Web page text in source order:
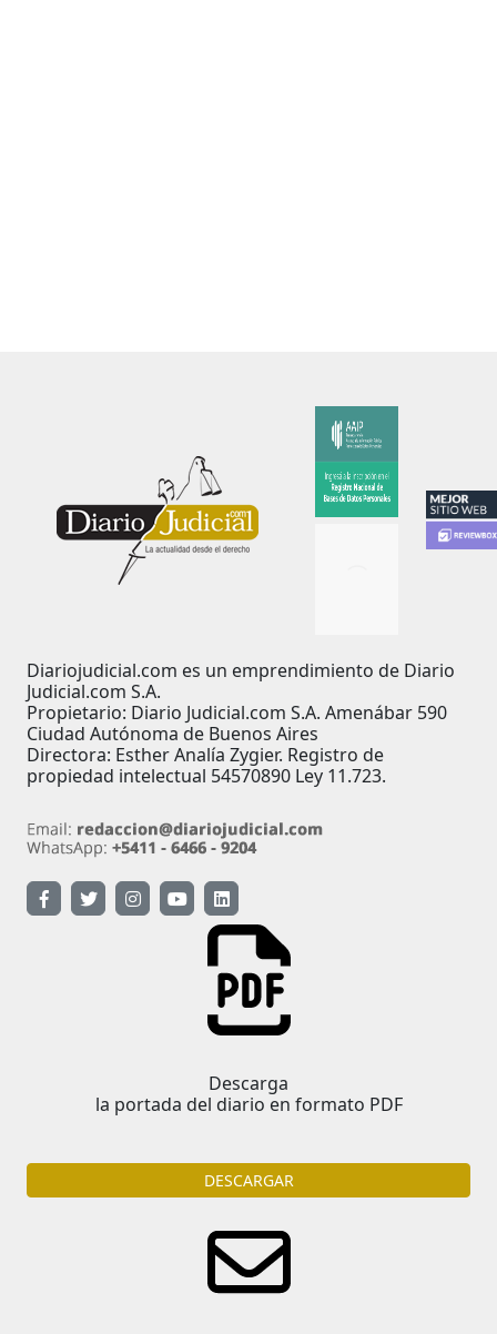
Diariojudicial.com es un emprendimiento de Diario
Judicial.com S.A.
Propietario: Diario Judicial.com S.A. Amenábar 590
Ciudad Autónoma de Buenos Aires
Directora: Esther Analía Zygier. Registro de
propiedad intelectual 54570890 Ley 11.723.
Descarga
la portada del diario en formato PDF
DESCARGAR